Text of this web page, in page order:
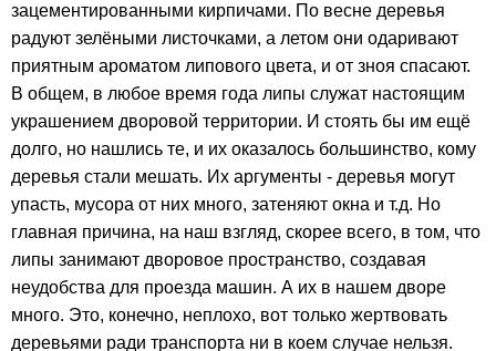
зацементированными кирпичами. По весне деревья
радуют зелёными листочками, а летом они одаривают
приятным ароматом липового цвета, и от зноя спасают.
В общем, в любое время года липы служат настоящим
украшением дворовой территории. И стоять бы им ещё
долго, но нашлись те, и их оказалось большинство, кому
деревья стали мешать. Их аргументы - деревья могут
упасть, мусора от них много, затеняют окна и т.д. Но
главная причина, на наш взгляд, скорее всего, в том, что
липы занимают дворовое пространство, создавая
неудобства для проезда машин. А их в нашем дворе
много. Это, конечно, неплохо, вот только жертвовать
деревьями ради транспорта ни в коем случае нельзя.